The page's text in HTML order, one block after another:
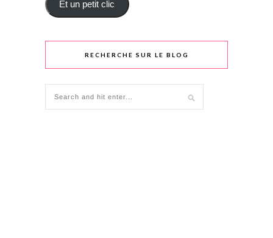
Et un petit clic
RECHERCHE SUR LE BLOG